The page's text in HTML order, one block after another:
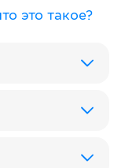
это такое?